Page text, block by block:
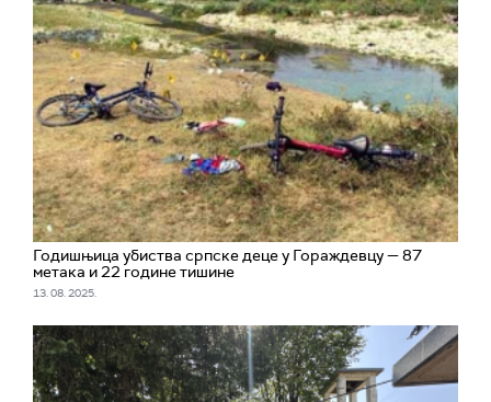
Годишњица убиства српске деце у Гораждевцу — 87
метака и 22 године тишине
13. 08. 2025.